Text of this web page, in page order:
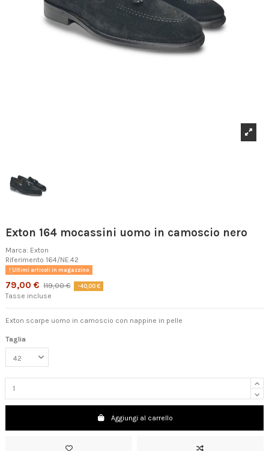
Exton 164 mocassini uomo in camoscio nero
Marca: Exton
Riferimento 164/NE.42
Ultimi articoli in magazzino
79,00 € 119,00 € -40,00 €
Tasse incluse
Exton scarpe uomo in camoscio con nappine in pelle
Taglia
Aggiungi al carrello